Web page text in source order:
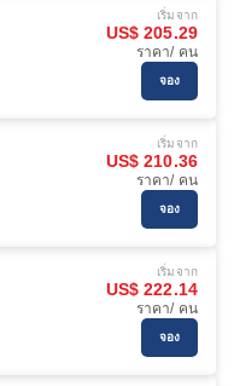
เริ่มจาก
US$ 205.29
ราคา/ คน
จอง
เริ่มจาก
US$ 210.36
ราคา/ คน
จอง
เริ่มจาก
US$ 222.14
ราคา/ คน
จอง